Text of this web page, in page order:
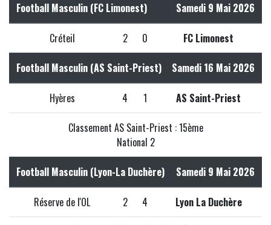
Football Masculin (FC Limonest) Samedi 9 Mai 2026
Créteil 2 0 FC Limonest
Football Masculin (AS Saint-Priest) Samedi 16 Mai 2026
Hyères 4 1 AS Saint-Priest
Classement AS Saint-Priest : 15ème
National 2
Football Masculin (Lyon-La Duchère) Samedi 9 Mai 2026
Réserve de l'OL 2 4 Lyon La Duchère